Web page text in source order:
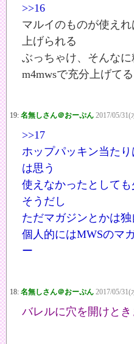
>>16
マルイのものが使え
上げられる
ぶっちゃけ、そんな
m4mwsで充分上げて
19: 名無しさん＠おーぷん 2017/05/31(
>>17
ホップパッキン当た
は思う
使えなかったとして
そうだし
ただマガジンとかは
個人的にはMWSのマ
ー
18: 名無しさん＠おーぷん 2017/05/
バレルに穴を開けとき